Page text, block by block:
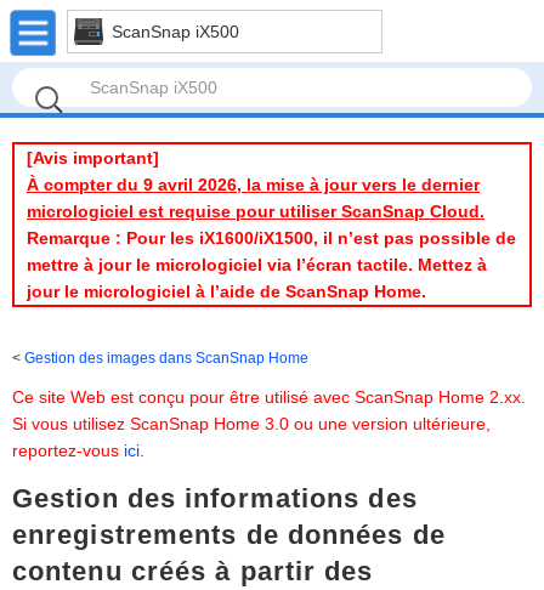
ScanSnap iX500
[Avis important]
À compter du 9 avril 2026, la mise à jour vers le dernier
micrologiciel est requise pour utiliser ScanSnap Cloud.
Remarque : Pour les iX1600/iX1500, il n’est pas possible de
mettre à jour le micrologiciel via l’écran tactile. Mettez à
jour le micrologiciel à l’aide de ScanSnap Home.
Gestion des images dans ScanSnap Home
Ce site Web est conçu pour être utilisé avec ScanSnap Home 2.xx.
Si vous utilisez ScanSnap Home 3.0 ou une version ultérieure,
reportez-vous ici
Gestion des informations des
enregistrements de données de
contenu créés à partir des